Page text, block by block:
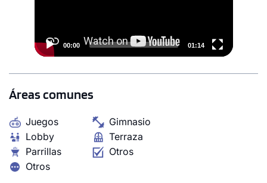
00:00 01:14
Áreas comunes
Juegos
Gimnasio
Lobby
Terraza
Parrillas
Otros
Otros